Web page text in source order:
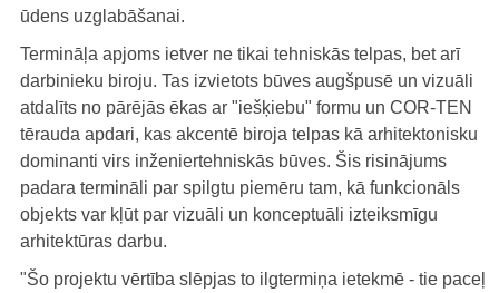
ūdens uzglabāšanai.
Termināļa apjoms ietver ne tikai tehniskās telpas, bet arī
darbinieku biroju. Tas izvietots būves augšpusē un vizuāli
atdalīts no pārējās ēkas ar "iešķiebu" formu un COR-TEN
tērauda apdari, kas akcentē biroja telpas kā arhitektonisku
dominanti virs inženiertehniskās būves. Šis risinājums
padara termināli par spilgtu piemēru tam, kā funkcionāls
objekts var kļūt par vizuāli un konceptuāli izteiksmīgu
arhitektūras darbu.
"Šo projektu vērtība slēpjas to ilgtermiņa ietekmē - tie paceļ